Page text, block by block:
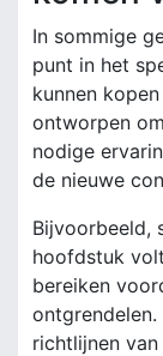
In sommige
punt in het
kunnen
ontworpen
nodige
de nieuwe
Bijvoorbeeld,
hoofdstuk
bereiken
richtlijnen